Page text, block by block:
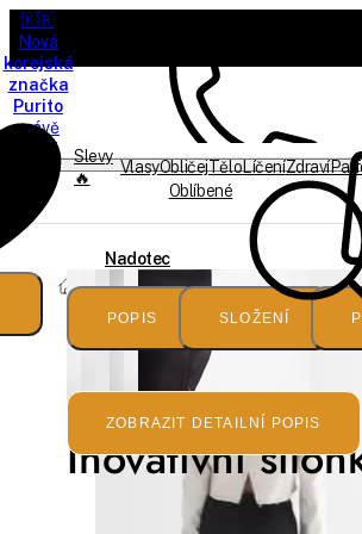
🇰🇷
Nová
korejská
značka
Purito
právě
dorazila
Oblíbené
Slevy
🔥
VlasyObličejTěloLíčeníZdraví
Nadotec
Punčochové
kalhoty
proti
POPIS SLOŽENÍ
ZOBRAZIT DETAILNÍ POPIS
Inovativní